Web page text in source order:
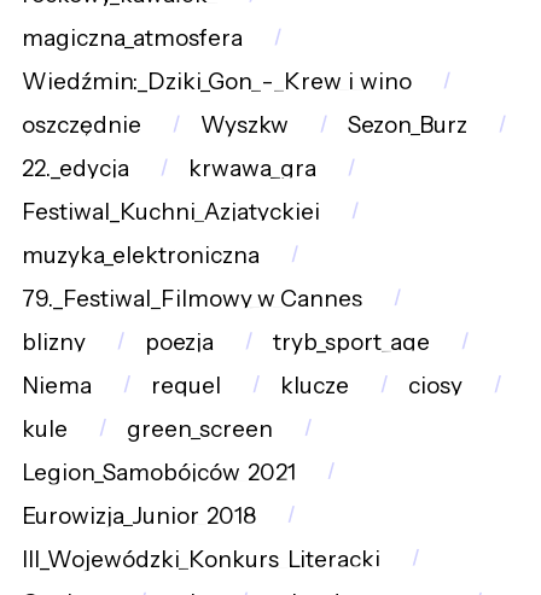
magiczna_atmosfera
Wiedźmin:_Dziki_Gon_-_Krew_i_wino
oszczędnie
Wyszkw
Sezon_Burz
22._edycja
krwawa_gra
Festiwal_Kuchni_Azjatyckiej
muzyka_elektroniczna
79._Festiwal_Filmowy_w_Cannes
blizny
poezja
tryb_sport_age
Niema
requel klucze
ciosy
kule
green_screen
Legion_Samobójców_2021
Eurowizja_Junior_2018
III_Wojewódzki_Konkurs_Literacki